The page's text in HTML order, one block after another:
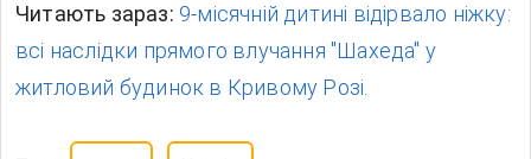
Читають зараз: 9-місячній дитині відірвало ніжку:
всі наслідки прямого влучання "Шахеда" у
житловий будинок в Кривому Розі.